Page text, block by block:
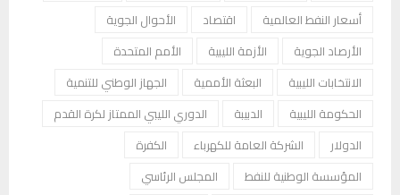
أسعار النفط العالمية
اقتصاد
الأحوال الجوية
الأرصاد الجوية
الأزمة الليبية
الأمم المتحدة
الانتخابات الليبية
البعثة الأممية
الجهاز الوطني للتنمية
الحكومة الليبية
الدبيبة
الدوري الليبي الممتاز لكرة القدم
الدولار
الشركة العامة للكهرباء
الكفرة
المؤسسة الوطنية للنفط
المجلس الرئاسي